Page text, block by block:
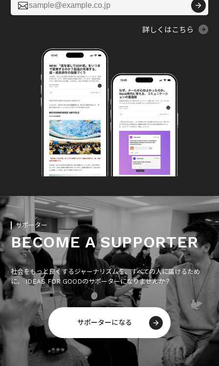

詳しくはこちら
サポーター
BECOME A SUPPORTER
社会をもっと良くするジャーナリズムを、すべての人に届けるため
に、 IDEAS FOR GOODのサポーターになりませんか？
サポーターになる